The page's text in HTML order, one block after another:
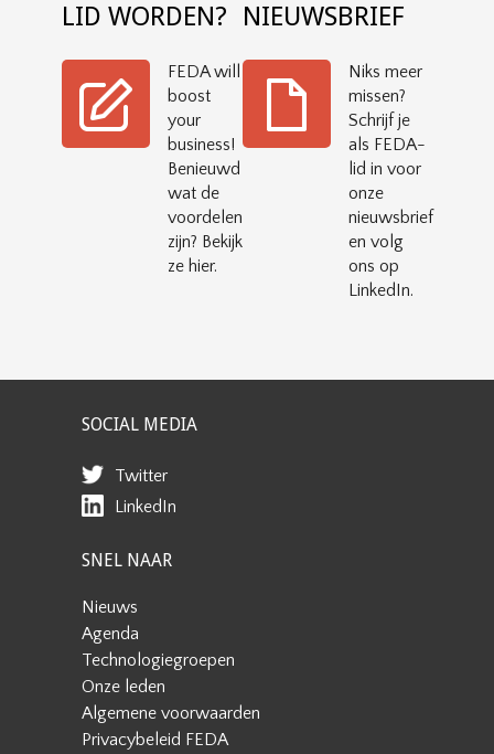
LID WORDEN?
FEDA will
boost
your
business!
Benieuwd
wat de
voordelen
zijn? Bekijk
ze hier.
NIEUWSBRIEF
Niks meer
missen?
Schrijf je
als FEDA-
lid in voor
onze
nieuwsbrief
en volg
ons op
LinkedIn.
SOCIAL MEDIA
Twitter
LinkedIn
SNEL NAAR
Nieuws
Agenda
Technologiegroepen
Onze leden
Algemene voorwaarden
Privacybeleid FEDA